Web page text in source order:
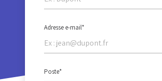
Adresse e-mail*
Poste*